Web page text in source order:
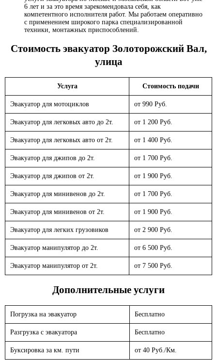
6 лет и за это время зарекомендовала себя, как
компетентного исполнителя работ. Мы работаем оперативно
с применением широкого парка специализированной
техники, монтажных приспособлений.
Стоимость эвакуатор Золоторожский Вал,
улица
Услуга Стоимость подачи
Эвакуатор для мотоциклов от 990 Руб.
Эвакуатор для легковых авто до 2т. от 1 200 Руб.
Эвакуатор для легковых авто от 2т. от 1 400 Руб.
Эвакуатор для джипов до 2т. от 1 700 Руб.
Эвакуатор для джипов от 2т. от 1 900 Руб.
Эвакуатор для минивенов до 2т. от 1 700 Руб.
Эвакуатор для минивенов от 2т. от 1 900 Руб.
Эвакуатор для легких грузовиков от 2 900 Руб.
Эвакуатор манипулятор до 2т. от 6 500 Руб.
Эвакуатор манипулятор от 2т. от 7 500 Руб.
Дополнительные услуги
Погрузка на эвакуатор Бесплатно
Разгрузка с эвакуатора Бесплатно
Буксировка за км. пути от 40 Руб./Км.